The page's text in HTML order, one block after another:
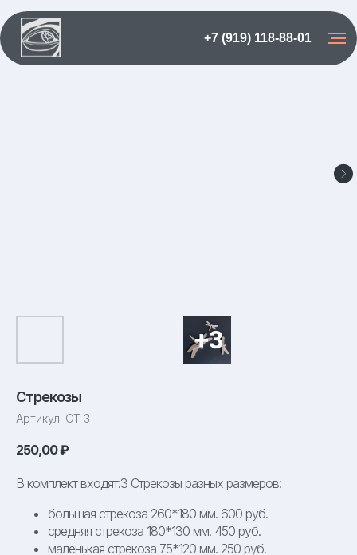
+7 (919) 118-88-01
Стрекозы
Артикул: СТ 3
250,00₽
В комплект входят:3 Стрекозы разных размеров:
большая стрекоза 260*180 мм. 600 руб.
средняя стрекоза 180*130 мм. 450 руб.
маленькая стрекоза 75*120 мм. 250 руб.